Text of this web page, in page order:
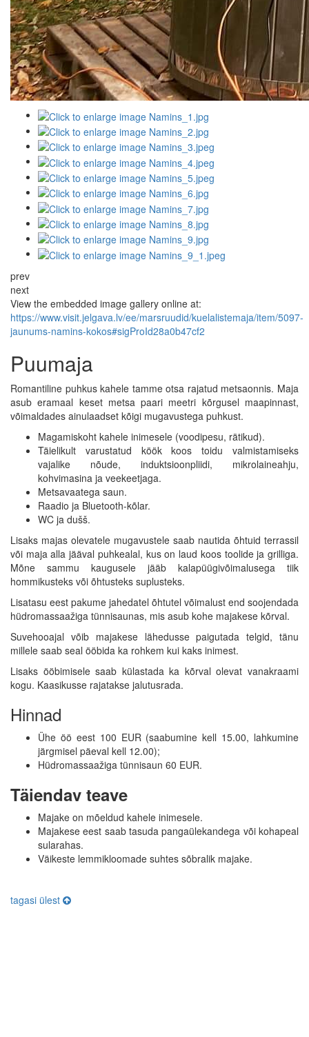
prev
next
View the embedded image gallery online at:
https://www.visit.jelgava.lv/ee/marsruudid/kuelalistemaja/item/5097-
jaunums-namins-kokos#sigProId28a0b47cf2
Puumaja
Romantiline puhkus kahele tamme otsa rajatud metsaonnis. Maja
asub eramaal keset metsa paari meetri kõrgusel maapinnast,
võimaldades ainulaadset kõigi mugavustega puhkust.
Magamiskoht kahele inimesele (voodipesu, rätikud).
Täielikult varustatud köök koos toidu valmistamiseks
vajalike nõude, induktsioonpliidi, mikrolaineahju,
kohvimasina ja veekeetjaga.
Metsavaatega saun.
Raadio ja Bluetooth-kõlar.
WC ja dušš.
Lisaks majas olevatele mugavustele saab nautida õhtuid terrassil
või maja alla jääval puhkealal, kus on laud koos toolide ja grilliga.
Mõne sammu kaugusele jääb kalapüügivõimalusega tiik
hommikusteks või õhtusteks suplusteks.
Lisatasu eest pakume jahedatel õhtutel võimalust end soojendada
hüdromassaažiga tünnisaunas, mis asub kohe majakese kõrval.
Suvehooajal võib majakese lähedusse paigutada telgid, tänu
millele saab seal ööbida ka rohkem kui kaks inimest.
Lisaks ööbimisele saab külastada ka kõrval olevat vanakraami
kogu. Kaasikusse rajatakse jalutusrada.
Hinnad
Ühe öö eest 100 EUR (saabumine kell 15.00, lahkumine
järgmisel päeval kell 12.00);
Hüdromassaažiga tünnisaun 60 EUR.
Täiendav teave
Majake on mõeldud kahele inimesele.
Majakese eest saab tasuda pangaülekandega või kohapeal
sularahas.
Väikeste lemmikloomade suhtes sõbralik majake.
tagasi ülest